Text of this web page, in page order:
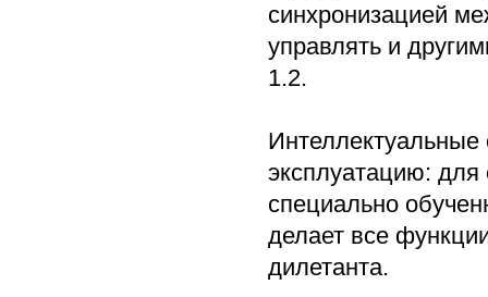
синхронизацией
управлять и
1.2.
Интеллектуальные
эксплуатацию: для
специально
делает все
дилетанта.